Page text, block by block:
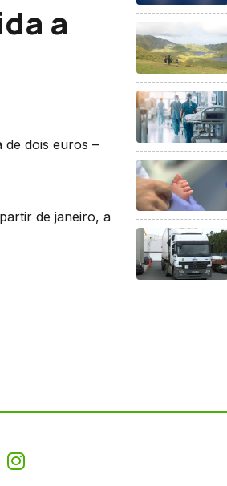
a
de dois euros –
de janeiro, a
Facebook
Instagram